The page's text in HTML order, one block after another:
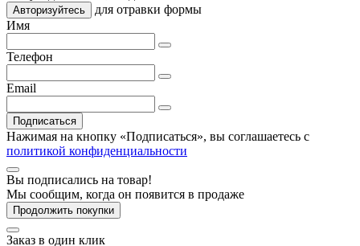
Авторизуйтесь
для отравки формы
Имя
Телефон
Email
Подписаться
Нажимая на кнопку «Подписаться», вы соглашаетесь с
политикой конфиденциальности
Вы подписались на товар!
Мы сообщим, когда он появится в продаже
Продолжить покупки
Заказ в один клик